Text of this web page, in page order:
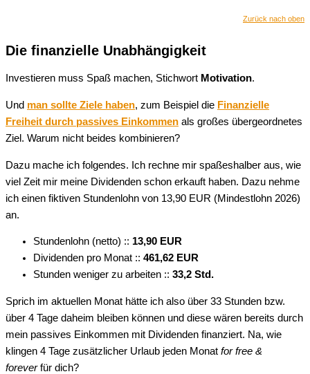
Zurück nach oben
Die finanzielle Unabhängigkeit
Investieren muss Spaß machen, Stichwort Motivation.
Und man sollte Ziele haben, zum Beispiel die Finanzielle
Freiheit durch passives Einkommen als großes übergeordnetes
Ziel. Warum nicht beides kombinieren?
Dazu mache ich folgendes. Ich rechne mir spaßeshalber aus, wie
viel Zeit mir meine Dividenden schon erkauft haben. Dazu nehme
ich einen fiktiven Stundenlohn von 13,90 EUR (Mindestlohn 2026)
an.
Stundenlohn (netto) :: 13,90 EUR
Dividenden pro Monat :: 461,62 EUR
Stunden weniger zu arbeiten :: 33,2 Std.
Sprich im aktuellen Monat hätte ich also über 33 Stunden bzw.
über 4 Tage daheim bleiben können und diese wären bereits durch
mein passives Einkommen mit Dividenden finanziert. Na, wie
klingen 4 Tage zusätzlicher Urlaub jeden Monat for free &
foreverfür dich?